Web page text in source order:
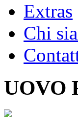
Extras
Chi
UOVO